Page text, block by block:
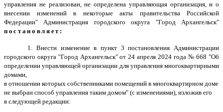
управления не реализован, не определена управляющая организация, и о
внесении изменений в некоторые акты правительства Российской
Федерации" Администрация городского округа "Город Архангельск"
постановляет :
1. Внести изменение в пункт 3 постановления Администрации
городского округа "Город Архангельск" от 24 апреля 2024 года № 668 "Об
определении управляющей организации для управления многоквартирными
домами,
в отношении которых собственниками помещений в многоквартирном доме
не выбран способ управления таким домом" (с изменениями), изложив его
в следующей редакции: